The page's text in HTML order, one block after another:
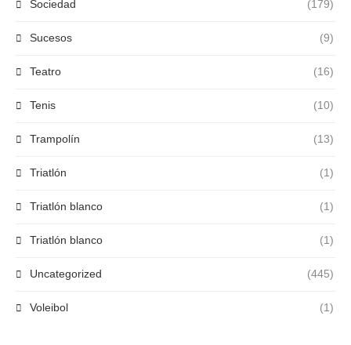
Sociedad (179)
Sucesos (9)
Teatro (16)
Tenis (10)
Trampolín (13)
Triatlón (1)
Triatlón blanco (1)
Triatlón blanco (1)
Uncategorized (445)
Voleibol (1)